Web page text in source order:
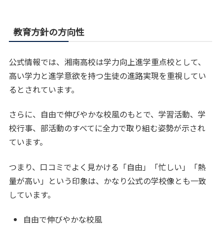
教育方針の方向性
公式情報では、湘南高校は学力向上進学重点校として、
高い学力と進学意欲を持つ生徒の進路実現を重視してい
るとされています。
さらに、自由で伸びやかな校風のもとで、学習活動、学
校行事、部活動のすべてに全力で取り組む姿勢が示され
ています。
つまり、口コミでよく見かける「自由」「忙しい」「熱
量が高い」という印象は、かなり公式の学校像とも一致
しています。
自由で伸びやかな校風